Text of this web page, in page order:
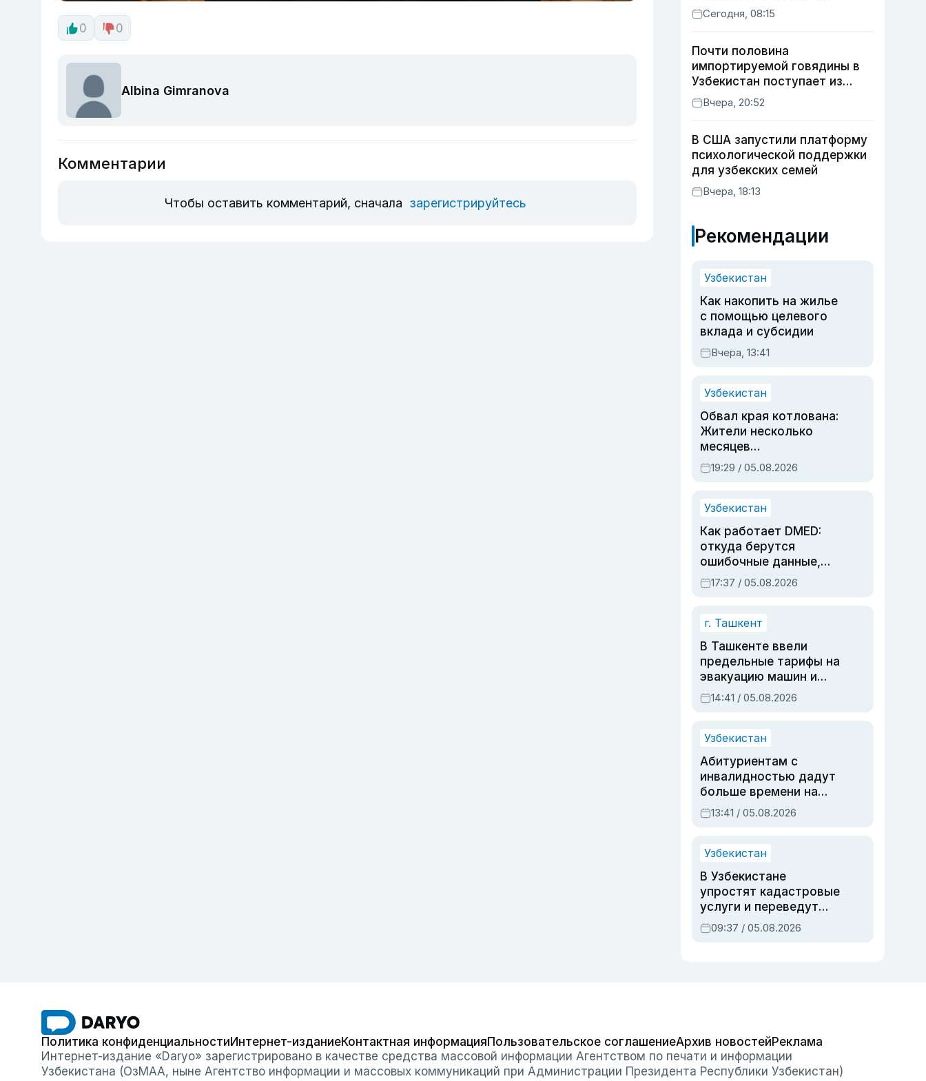
0 0
Albina Gimranova
Комментарии
Чтобы оставить комментарий, сначала зарегистрируйтесь
Сегодня, 08:15
Почти половина
импортируемой говядины в
Узбекистан поступает из
Индии
Вчера, 20:52
В США запустили платформу
психологической поддержки
для узбекских семей
Вчера, 18:13
Рекомендации
Узбекистан
Как накопить на жилье
с помощью целевого
вклада и субсидии
Вчера, 13:41
Узбекистан
Обвал края котлована:
Жители несколько
месяцев
предупреждали об
опасности, но стройка
19:29 / 05.08.2026
Узбекистан
Как работает DMED:
откуда берутся
ошибочные данные,
дубли аккаунтов и
очереди по онлайн-
17:37 / 05.08.2026
г. Ташкент
В Ташкенте ввели
предельные тарифы на
эвакуацию машин и
штрафстоянки
14:41 / 05.08.2026
Узбекистан
Абитуриентам с
инвалидностью дадут
больше времени на
вступительных
экзаменах
13:41 / 05.08.2026
Узбекистан
В Узбекистане
упростят кадастровые
услуги и переведут
регистрацию
недвижимости в
09:37 / 05.08.2026
Политика конфиденциальностиИнтернет-изданиеКонтактная информацияПользовательское соглашениеАрхив новостейРеклама
Интернет-издание «Daryo» зарегистрировано в качестве средства массовой информации Агентством по печати и информации
Узбекистана (ОзМАА, ныне Агентство информации и массовых коммуникаций при Администрации Президента Республики Узбекистан)